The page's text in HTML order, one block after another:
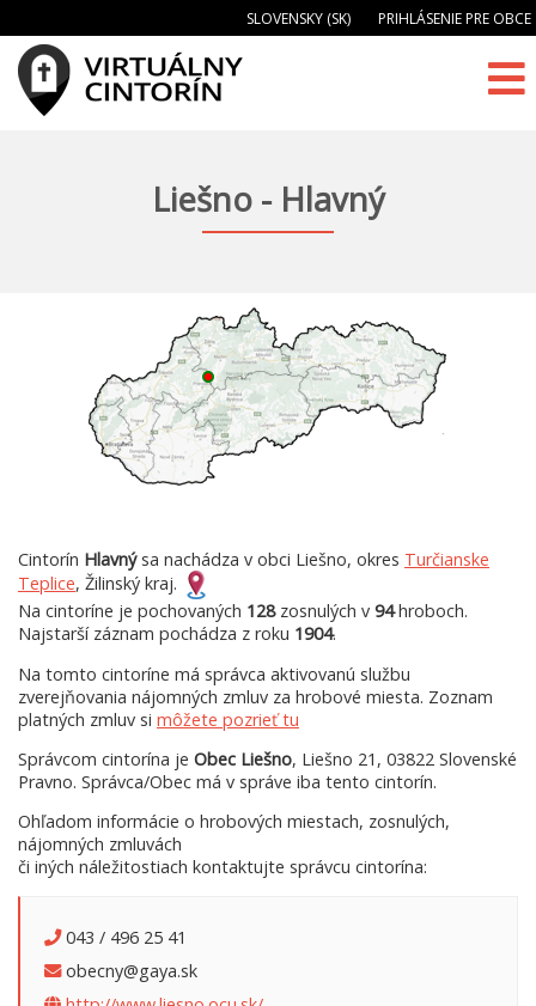
SLOVENSKY (SK) PRIHLÁSENIE PRE OBCE
Liešno - Hlavný
Cintorín Hlavnýsa nachádza v obci Liešno, okres Turčianske
Teplice, Žilinský kraj.
Na cintoríne je pochovaných 128zosnulých v 94hroboch.
Najstarší záznam pochádza z roku 1904.
Na tomto cintoríne má správca aktivovanú službu
zverejňovania nájomných zmluv za hrobové miesta. Zoznam
platných zmluv si môžete pozrieť tu
Správcom cintorína je Obec Liešno, Liešno 21, 03822 Slovenské
Pravno. Správca/Obec má v správe iba tento cintorín.
Ohľadom informácie o hrobových miestach, zosnulých,
nájomných zmluvách
či iných náležitostiach kontaktujte správcu cintorína:
043 / 496 25 41
obecny@gaya.sk